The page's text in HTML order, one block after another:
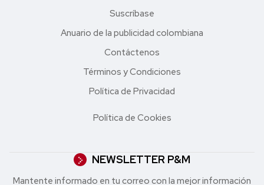
Suscríbase
Anuario de la publicidad colombiana
Contáctenos
Términos y Condiciones
Política de Privacidad
Política de Cookies
NEWSLETTER P&M
Mantente informado en tu correo con la mejor in formación